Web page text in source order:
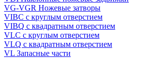
VG-VGR Ножевые затворы
VIBC с круглым отверстием
VIBQ с квадратным отверстием
VLC с круглым отверстием
VLQ с квадратным отверстием
VL Запасные части